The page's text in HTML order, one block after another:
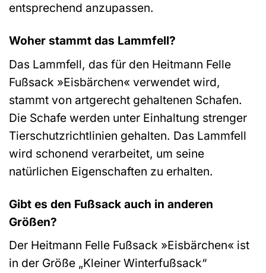
entsprechend anzupassen.
Woher stammt das Lammfell?
Das Lammfell, das für den Heitmann Felle
Fußsack »Eisbärchen« verwendet wird,
stammt von artgerecht gehaltenen Schafen.
Die Schafe werden unter Einhaltung strenger
Tierschutzrichtlinien gehalten. Das Lammfell
wird schonend verarbeitet, um seine
natürlichen Eigenschaften zu erhalten.
Gibt es den Fußsack auch in anderen
Größen?
Der Heitmann Felle Fußsack »Eisbärchen« ist
in der Größe „Kleiner Winterfußsack“